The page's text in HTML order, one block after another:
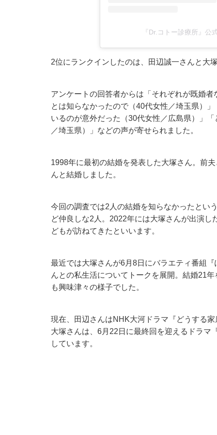
『Dr.コトー診療所』
2位にランクインしたのは、田辺誠一さんと大塚
アンケートの回答者からは「それぞれが既婚
とは知らなかったので（40代女性／埼玉県）
いるのが意外だった（30代女性／広島県）」
／埼玉県）」などの声が寄せられました。
1998年に最初の結婚を発表した大塚さん。前
んと結婚しました。
今回の調査では2人の結婚を知らなかったとい
ど仲良しな2人。2022年には大塚さんが出演
どもが訪ねてきたといいます。
最近では大塚さんが6月8日にバラエティ番組
んとの私生活についてトークを展開。結婚21
も興味津々の様子でした。
現在、田辺さんはNHK大河ドラマ『どうする
大塚さんは、6月22日に最終回を迎えるドラマ
しています。